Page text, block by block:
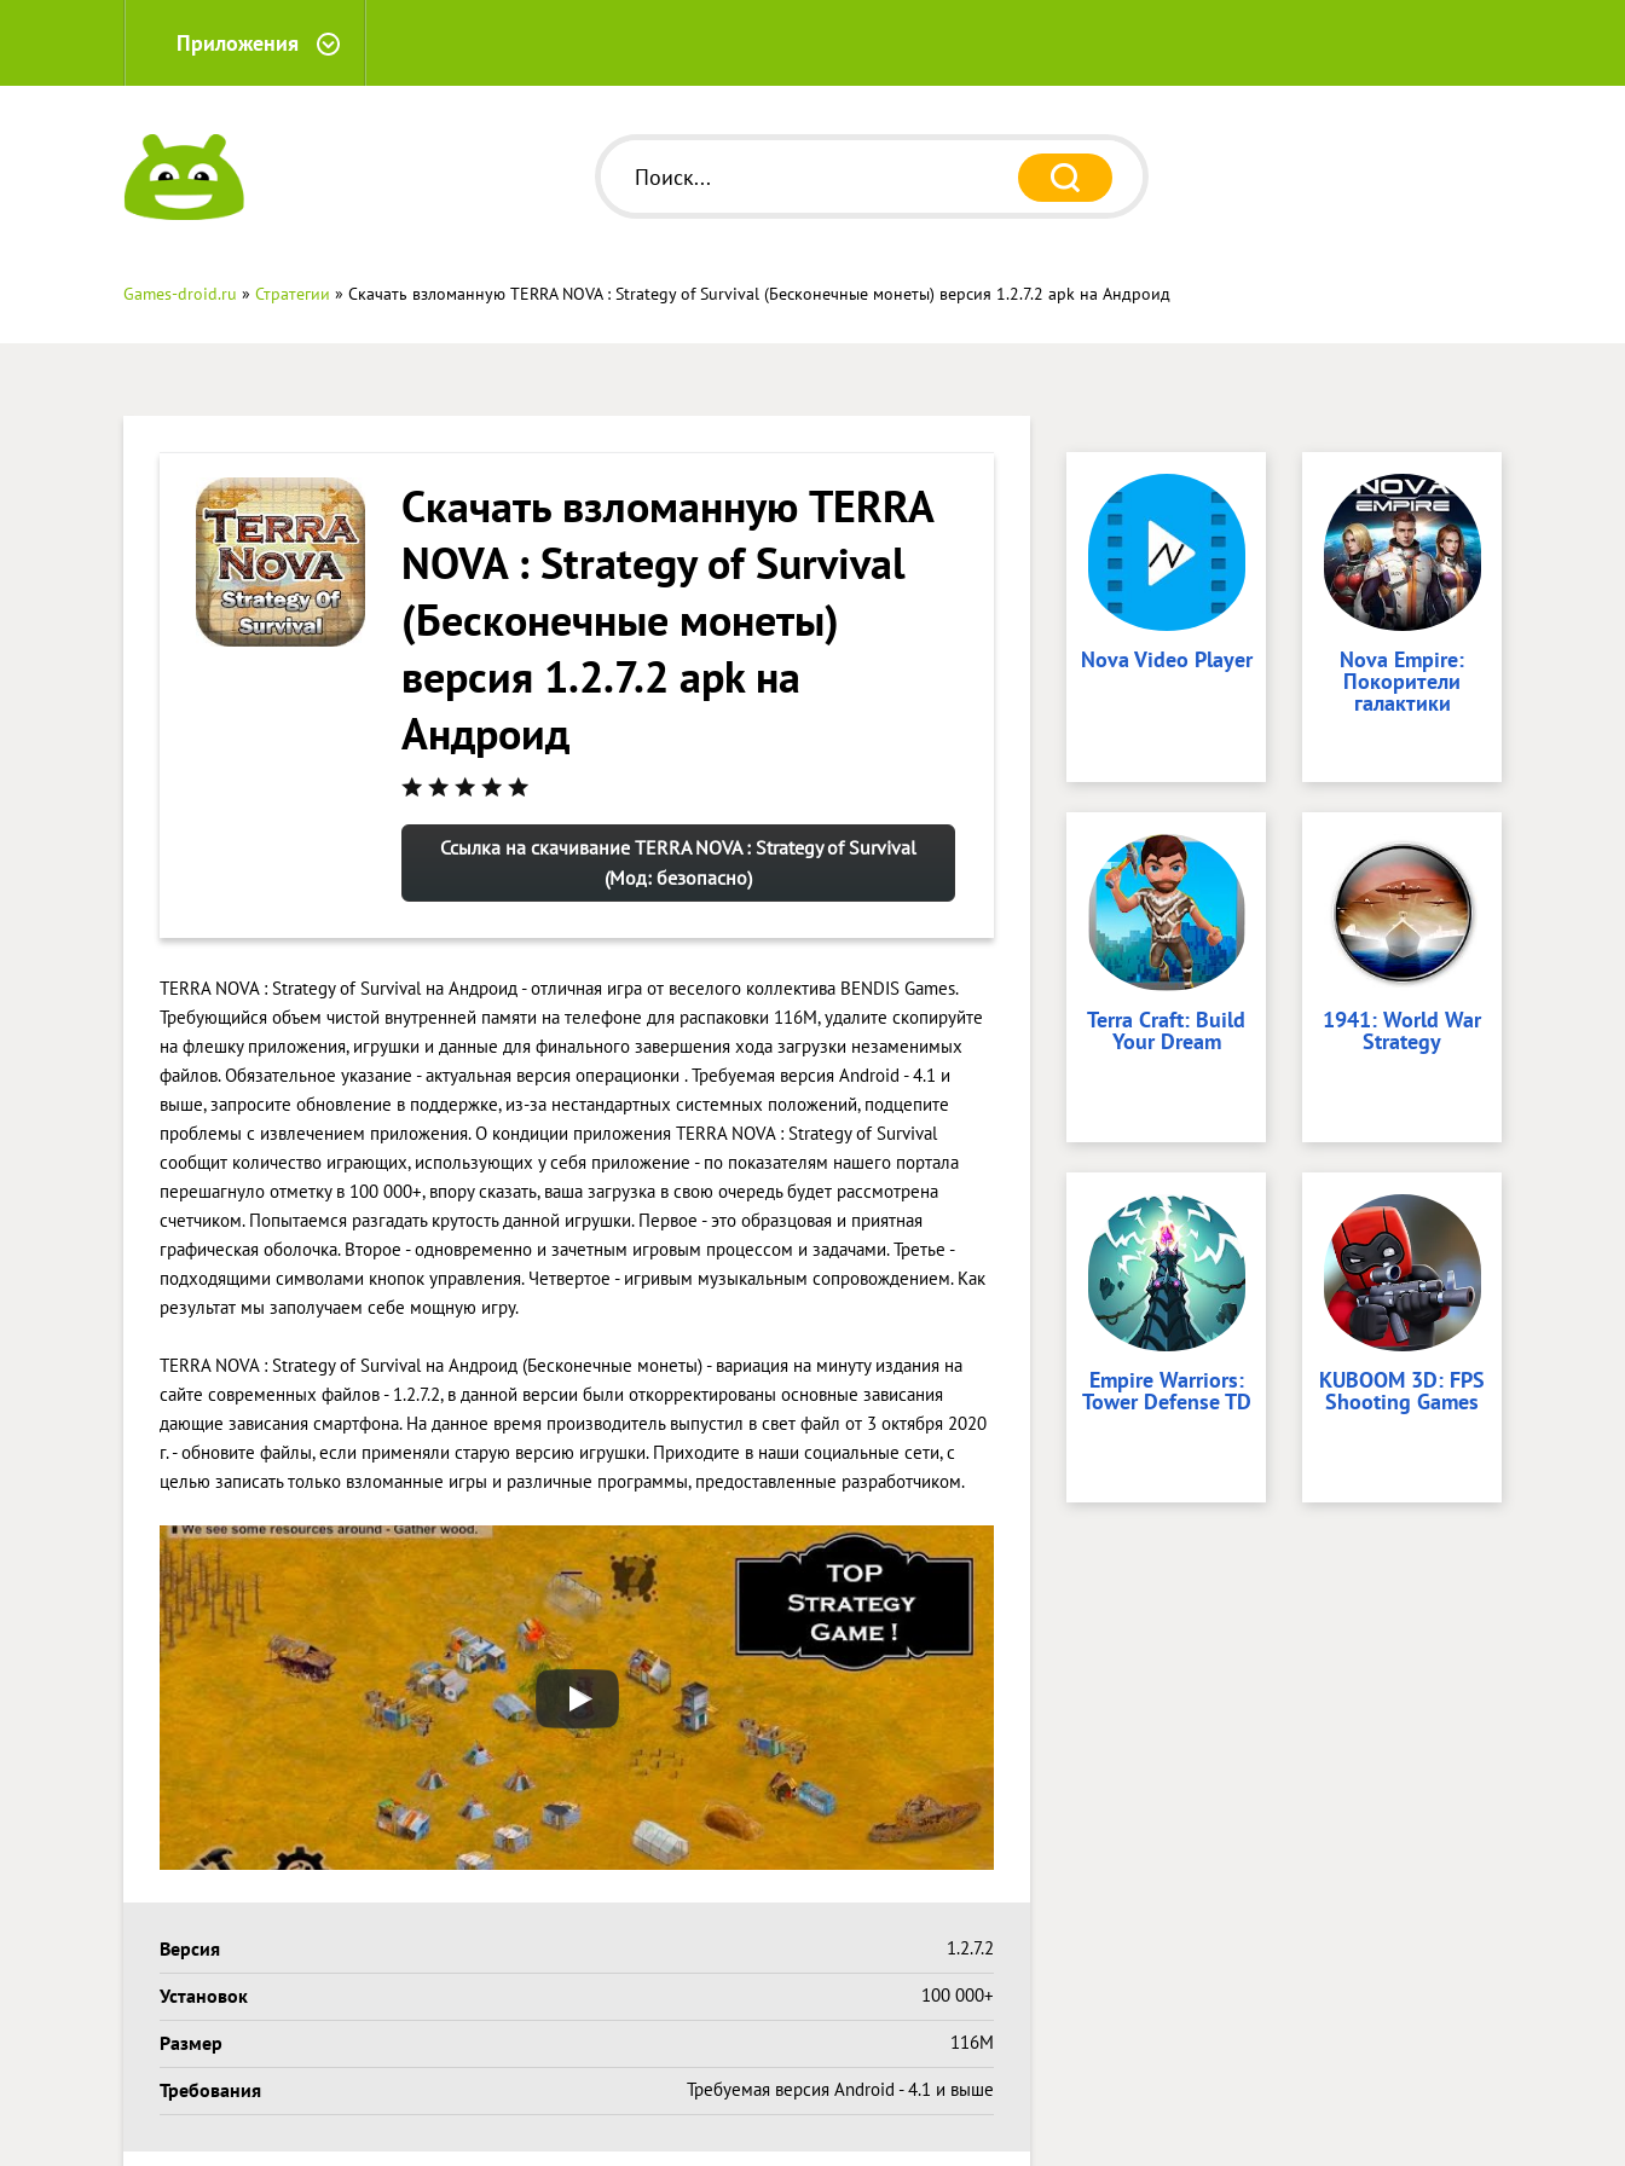
Приложения
Games-droid.ru » Стратегии » Скачать взломанную TERRA NOVA : Strategy of Survival (Бесконечные монеты) версия 1.2.7.2 apk на Андроид
Скачать взломанную TERRA
NOVA : Strategy of Survival
(Бесконечные монеты)
версия 1.2.7.2 apk на
Андроид
Ссылка на скачивание TERRA NOVA : Strategy of Survival
(Мод: безопасно)
TERRA NOVA : Strategy of Survival на Андроид - отличная игра от веселого коллектива BENDIS Games.
Требующийся объем чистой внутренней памяти на телефоне для распаковки 116M, удалите скопируйте
на флешку приложения, игрушки и данные для финального завершения хода загрузки незаменимых
файлов. Обязательное указание - актуальная версия операционки . Требуемая версия Android - 4.1 и
выше, запросите обновление в поддержке, из-за нестандартных системных положений, подцепите
проблемы с извлечением приложения. О кондиции приложения TERRA NOVA : Strategy of Survival
сообщит количество играющих, использующих у себя приложение - по показателям нашего портала
перешагнуло отметку в 100 000+, впору сказать, ваша загрузка в свою очередь будет рассмотрена
счетчиком. Попытаемся разгадать крутость данной игрушки. Первое - это образцовая и приятная
графическая оболочка. Второе - одновременно и зачетным игровым процессом и задачами. Третье -
подходящими символами кнопок управления. Четвертое - игривым музыкальным сопровождением. Как
результат мы заполучаем себе мощную игру.
TERRA NOVA : Strategy of Survival на Андроид (Бесконечные монеты) - вариация на минуту издания на
сайте современных файлов - 1.2.7.2, в данной версии были откорректированы основные зависания
дающие зависания смартфона. На данное время производитель выпустил в свет файл от 3 октября 2020
г. - обновите файлы, если применяли старую версию игрушки. Приходите в наши социальные сети, с
целью записать только взломанные игры и различные программы, предоставленные разработчиком.
Версия 1.2.7.2
Установок 100 000+
Размер 116M
Требования Требуемая версия Android - 4.1 и выше
Nova Video Player Nova Empire:
Покорители
галактики
Terra Craft: Build
Your Dream
1941: World War
Strategy
Empire Warriors:
Tower Defense TD
KUBOOM 3D: FPS
Shooting Games